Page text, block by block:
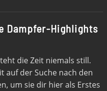
Dampfer-Highlights
die Zeit niemals still.
auf der Suche nach den
um sie dir hier als Erstes